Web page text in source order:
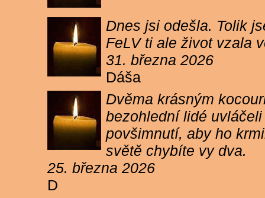
Dnes jsi odešla. Tolik
FeLV ti ale život vzala
31. března 2026
Dáša
Dvěma krásným
bezohlední lidé
povšimnutí, aby ho
světě chybíte vy dva.
25. března 2026
D